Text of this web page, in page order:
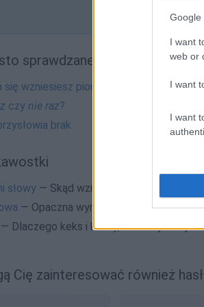
Google
I want
web or
I want
I want
sprawdzane
się wzniesiesz pionowo
czy nie raz?
brak
słowy — Skąd wzięła się forma
— Opaczna wymowa
— Dlaczego keks i keksy, a nie kejk i kejki?
Cię zainteresować również